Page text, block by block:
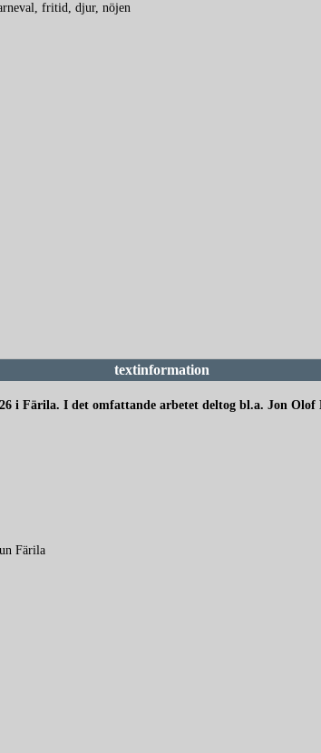
fritid, djur, nöjen
textinformation
i Färila. I det omfattande arbetet deltog bl.a. Jon
Färila